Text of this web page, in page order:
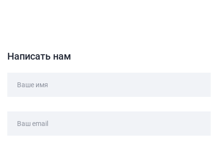
Написать нам
Ваше имя
Ваш email